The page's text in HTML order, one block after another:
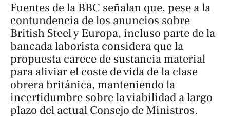
Fuentes de la BBC señalan que, pese a la
contundencia de los anuncios sobre
British Steel y Europa, incluso parte de la
bancada laborista considera que la
propuesta carece de sustancia material
para aliviar el coste de vida de la clase
obrera británica, manteniendo la
incertidumbre sobre la viabilidad a largo
plazo del actual Consejo de Ministros.